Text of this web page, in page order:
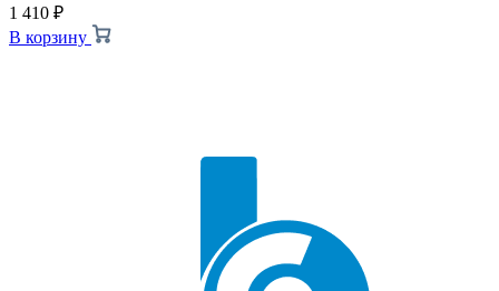
1 410 ₽
В корзину